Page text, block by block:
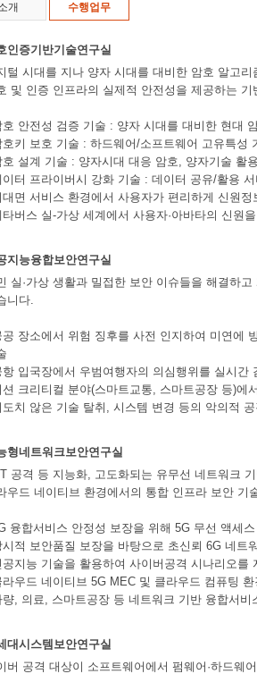
개 수행업무
인증기반기술연구실
털 시대를 지나 양자 시대를 대비한 암호 알고
및 인증 인프라의 실제적 안전성을 제공하는
호 안전성 검증 기술 : 양자 시대를 대비한 현대
호키 보호 기술 : 하드웨어/소프트웨어 고유특
호 설계 기술 : 양자시대 대응 암호, 양자기술 활
이터 프라이버시 강화 기술 : 데이터 공유/활용
대면 서비스 환경에서 사용자가 편리하게 신원
타버스 실-가상 세계에서 사용자·아바타의 신원
지능융합보안연구실
실·가상 생활과 밀접한 보안 이슈들을 해결하
니다.
공 장소에서 위험 징후를 사전 인지하여 미연에
항 입국장에서 우범여행자의 의심행위를 실시
션 크리티컬 분야(스마트교통, 스마트공장 등)
도치 않은 기술 탈취, 시스템 변경 등의 악의적
형네트워크보안연구실
공격 등 지능화, 고도화되는 유무선 네트워크
우드 네이티브 환경에서의 통합 인프라 보안 기
융합서비스 안정성 보장을 위해 5G 무선 액세
시적 보안품질 보장을 바탕으로 초신뢰 6G 네트
공지능 기술을 활용하여 사이버공격 시나리오
라우드 네이티브 5G MEC 및 클라우드 컴퓨팅
량, 의료, 스마트공장 등 네트워크 기반 융합서
대시스템보안연구실
버 공격 대상이 소프트웨어에서 펌웨어·하드웨